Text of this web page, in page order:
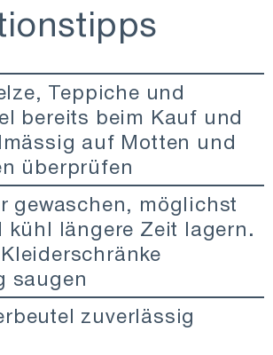
Teppiche und
bereits beim Kauf und
auf Motten und
überprüfen
gewaschen, möglichst
kühl längere Zeit lagern.
saugen
zuverlässig